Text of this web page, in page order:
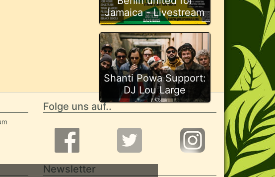
Jamaica - Livestream
Shanti Powa Support:
DJ Lou Large
Folge uns auf..
Newsletter